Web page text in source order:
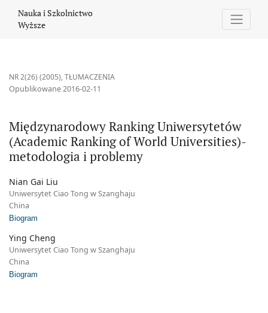
Nauka i Szkolnictwo
Wyższe
NR 2(26) (2005),TŁUMACZENIA
Międzynarodowy Ranking Uniwersytetów
(Academic Ranking of World Universities)-
metodologia i problemy
Opublikowane 2016-02-11
Nian Gai Liu
Uniwersytet Ciao Tong w Szanghaju
China
Biogram
Ying Cheng
Uniwersytet Ciao Tong w Szanghaju
China
Biogram